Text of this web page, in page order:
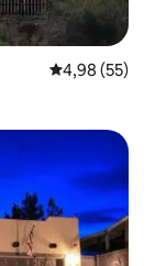
4,98 de uma
4,98 (55)